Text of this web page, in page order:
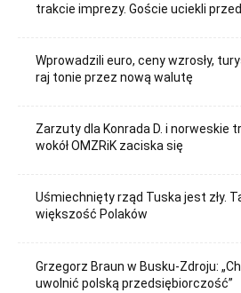
trakcie imprezy. Goście uciekli
Wprowadzili euro, ceny wzrosły,
raj tonie przez nową walutę
Zarzuty dla Konrada D. i norweskie
wokół OMZRiK zaciska się
Uśmiechnięty rząd Tuska jest zły.
większość Polaków
Grzegorz Braun w Busku-Zdroju:
uwolnić polską przedsiębiorczość”